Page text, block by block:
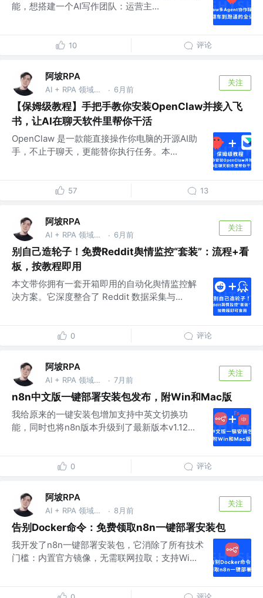
能，想搭建一个AI写作团队：运营主...
10 评论
阿坡RPA
AI + RPA 领域持续深耕者，专注于分享本地知识库及 AI 自动化工作流实战干货， vx：ao-ai-coding · 6月前
关注
【保姆级教程】手把手教你安装OpenClaw并接入飞
书，让AI在聊天软件里帮你干活
OpenClaw 是一款能直接操作你电脑的开源AI助
手，不止于聊天，更能替你执行任务。本...
57 13
阿坡RPA
AI + RPA 领域持续深耕者，专注于分享本地知识库及 AI 自动化工作流实战干货， vx：ao-ai-coding · 6月前
关注
别自己造轮子！免费Reddit舆情监控“套装”：流程+看
板，按教程即用
本文带你拥有一套开箱即用的自动化舆情监控解
决方案。它深度整合了 Reddit 数据采集与...
0 评论
阿坡RPA
AI + RPA 领域持续深耕者，专注于分享本地知识库及 AI 自动化工作流实战干货， vx：ao-ai-coding · 7月前
关注
n8n中文版一键部署安装包发布，附Win和Mac版
我给原来的一键安装包增加支持中英文切换功
能，同时也将n8n版本升级到了最新版本v1.12...
0 评论
阿坡RPA
AI + RPA 领域持续深耕者，专注于分享本地知识库及 AI 自动化工作流实战干货， vx：ao-ai-coding · 8月前
关注
告别Docker命令：免费领取n8n一键部署安装包
我开发了n8n一键部署安装包，它消除了所有技术
门槛：内置官方镜像，无需联网拉取；支持Wi...